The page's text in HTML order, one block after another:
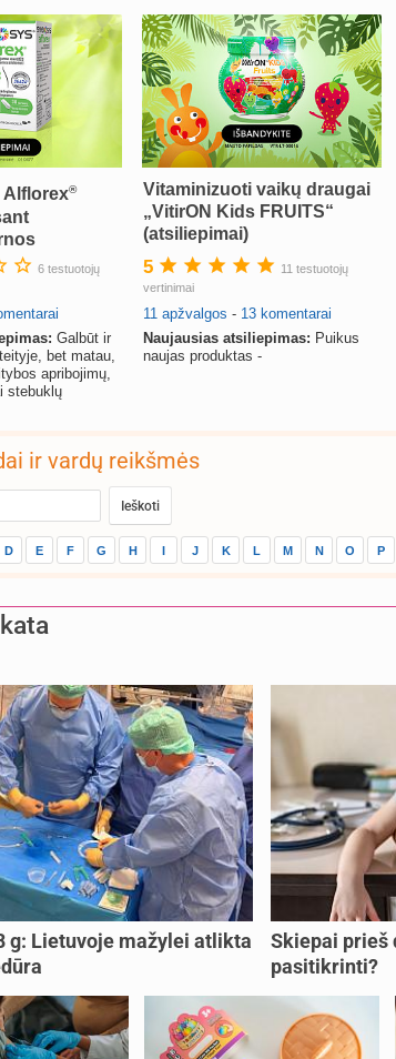
Alflorex®
6 testuotojų
Galbūt ir
bet matau,
apribojimų,
stebuklų
Vitaminizuoti vaikų draugai
„VitirON Kids FRUITS“
(atsiliepimai)
5
11 testuotojų
vertinimai
11 apžvalgos - 13 komentarai
Naujausias atsiliepimas: Puikus
naujas produktas -
ir vardų reikšmės
D E F G H J K L M N O P
g: Lietuvoje mažylei atlikta
Skiepai prieš
pasitikrinti?